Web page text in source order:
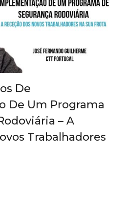
De
De Um Programa
– A
Trabalhadores